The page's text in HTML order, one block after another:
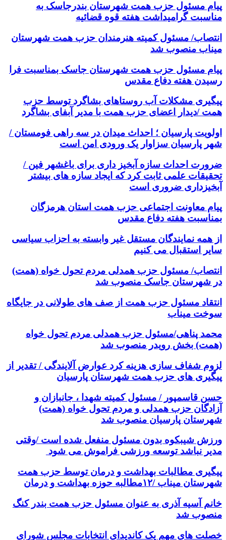
پیام مسئول حزب همت شهرستان بندرجاسک به
مناسبت گرامیداشت هفته قوه قضائیه
انتصاب/ مسئول کمیته هنرمندان حزب همت شهرستان
میناب منصوب شد
پیام مسئول حزب همت شهرستان جاسک بمناسبت فرا
رسیدن هفته دفاع مقدس
پیگیری مشکلات آب روستاهای بشاگرد توسط حزب
همت /دیدار اعضای حزب همت با مدیر آبفای بشاگرد
اولویت پارسیان ؛ احداث میدان در سه راهی فومستان /
شهر پارسیان سزاوار یک ورودی امن است
ضرورت احداث سازه آبخیز داری برای باغشهر فین /
تحقیقات علمی ثابت کرد که ایجاد سازه های بیشتر
آبخیزداری ضروری است
پیام معاونت اجتماعی حزب همت استان هرمزگان
بمناسبت هفته دفاع مقدس
از همه نمایندگان مستقل غیر وابسته به احزاب سیاسی
سایر استقبال می کنیم
انتصاب/ مسئول حزب همدلی مردم تحول خواه (همت)
در شهرستان جاسک منصوب شد
انتقاد مسئول حزب همت از صف های طولانی در جایگاه
سوخت میناب
محمد پناهی/مسئول حزب همدلی مردم تحول خواه
(همت) بخش رویدر منصوب شد
لزوم شفاف سازی هزینه کرد عوارض آلایندگی / تقدیر از
پیگیری های حزب همت شهرستان پارسیان
حسن قاسمپور / مسئول کمیته شهدا ، جانبازان و
آزادگان حزب همدلی و مردم تحول خواه (همت)
شهرستان پارسیان منصوب شد
ورزش شیبکوه بدون مسئول منفعل شده است /وقتی
مدیر نباشد توسعه ورزشی فراموش می شود
پیگیری مطالبات بهداشت و درمان توسط حزب همت
شهرستان میناب /۱۲مطالبه حوزه بهداشت و درمان
خانم آسیه آذری به عنوان مسئول حزب همت بندر کنگ
منصوب شد
خصلت های مهم یک کاندیدای انتخابات مجلس شورای